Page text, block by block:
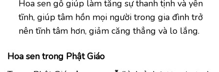
Hoa sen gỗ giúp làm tăng sự thanh tịnh và yên
tĩnh, giúp tâm hồn mọi người trong gia đình trở
nên tĩnh tâm hơn, giảm căng thẳng và lo lắng.
Hoa sen trong Phật Giáo